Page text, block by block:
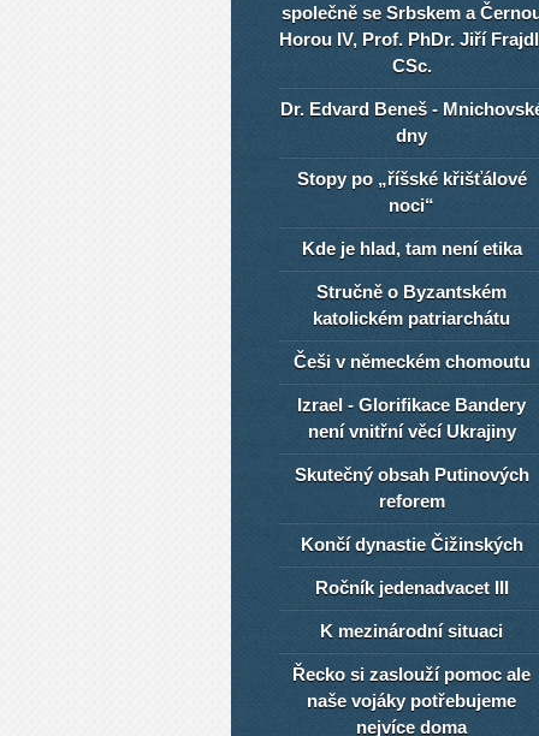
společně se Srbskem a
Horou IV, Prof. PhDr. Jiří
CSc.
Dr. Edvard Beneš -
dny
Stopy po „říšské křišťálové
noci“
Kde je hlad, tam není etika
Stručně o Byzantském
katolickém patriarchátu
Češi v německém chomoutu
Izrael - Glorifikace Bandery
není vnitřní věcí Ukrajiny
Skutečný obsah Putinových
reforem
Končí dynastie Čižinských
Ročník jedenadvacet III
K mezinárodní situaci
Řecko si zaslouží pomoc ale
naše vojáky potřebujeme
nejvíce doma